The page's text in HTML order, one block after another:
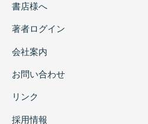
書店様へ
著者ログイン
会社案内
お問い合わせ
リンク
採用情報